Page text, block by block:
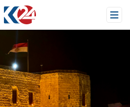
Open Menu